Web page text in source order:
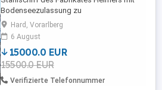
Bodenseezulassung zu
verkaufen.Date:Länge: 9,30mBreite:
3,00mWasserverdrängung:
5.500kgZulässige Personenanzahl:
10Treibstoff: DieselMotor: Peugeot
Indenor, 44,13 KW 60 PSDas Boot befindet
sich dem Alter entsprechend in einem
guten Allgemeinzustand.Über die
Hard, Vorarlberg
6 August
15000.0 EUR
15500.0 EUR
Verifizierte Telefonnummer